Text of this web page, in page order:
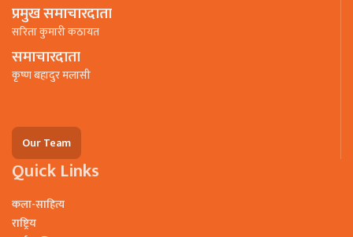
प्रमुख समाचारदाता
सरिता कुमारी कठायत
समाचारदाता
कृष्ण बहादुर मलासी
Our Team
Quick Links
कला-साहित्य
राष्ट्रिय